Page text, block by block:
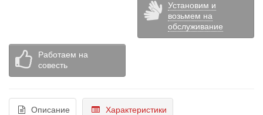
Установим и
возьмем на
обслуживание
Работаем на
совесть
Описание Характеристики